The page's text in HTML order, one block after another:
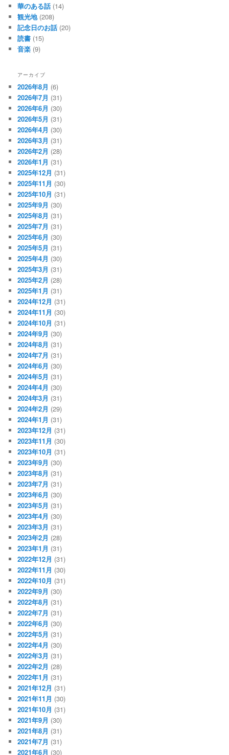
華のある話 (14)
観光地(208)
記念日のお話 (20)
読書 (15)
音楽 (9)
アーカイブ
2026年8月 (6)
2026年7月 (31)
2026年6月 (30)
2026年5月 (31)
2026年4月 (30)
2026年3月 (31)
2026年2月 (28)
2026年1月 (31)
2025年12月 (31)
2025年11月 (30)
2025年10月 (31)
2025年9月 (30)
2025年8月 (31)
2025年7月 (31)
2025年6月 (30)
2025年5月 (31)
2025年4月 (30)
2025年3月 (31)
2025年2月 (28)
2025年1月 (31)
2024年12月 (31)
2024年11月 (30)
2024年10月 (31)
2024年9月 (30)
2024年8月 (31)
2024年7月 (31)
2024年6月 (30)
2024年5月 (31)
2024年4月 (30)
2024年3月 (31)
2024年2月 (29)
2024年1月 (31)
2023年12月 (31)
2023年11月 (30)
2023年10月 (31)
2023年9月 (30)
2023年8月 (31)
2023年7月 (31)
2023年6月 (30)
2023年5月 (31)
2023年4月 (30)
2023年3月 (31)
2023年2月 (28)
2023年1月 (31)
2022年12月 (31)
2022年11月 (30)
2022年10月 (31)
2022年9月 (30)
2022年8月 (31)
2022年7月 (31)
2022年6月 (30)
2022年5月 (31)
2022年4月 (30)
2022年3月 (31)
2022年2月 (28)
2022年1月 (31)
2021年12月 (31)
2021年11月 (30)
2021年10月 (31)
2021年9月 (30)
2021年8月 (31)
2021年7月 (31)
2021年6月 (30)